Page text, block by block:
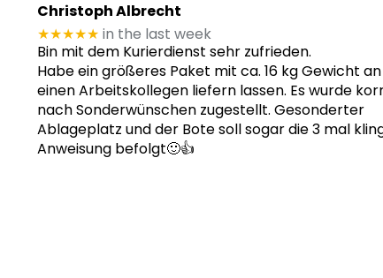
Christoph Albrecht
★★★★★ in the last week
Bin mit dem Kurierdienst sehr zufrieden.
Habe ein größeres Paket mit ca. 16 kg Gewicht an
einen Arbeitskollegen liefern lassen. Es wurde
nach Sonderwünschen zugestellt. Gesonderter
Ablageplatz und der Bote soll sogar die 3 mal
Anweisung befolgt🙂👍